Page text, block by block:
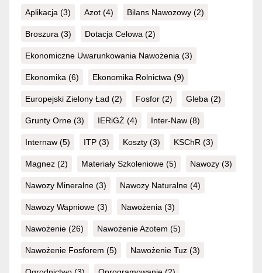
Aplikacja (3) Azot (4) Bilans Nawozowy (2)
Broszura (3) Dotacja Celowa (2)
Ekonomiczne Uwarunkowania Nawożenia (3)
Ekonomika (6) Ekonomika Rolnictwa (9)
Europejski Zielony Ład (2) Fosfor (2) Gleba (2)
Grunty Orne (3) IERiGŻ (4) Inter-Naw (8)
Internaw (5) ITP (3) Koszty (3) KSChR (3)
Magnez (2) Materiały Szkoleniowe (5) Nawozy (3)
Nawozy Mineralne (3) Nawozy Naturalne (4)
Nawozy Wapniowe (3) Nawożenia (3)
Nawożenie (26) Nawożenie Azotem (5)
Nawożenie Fosforem (5) Nawożenie Tuz (3)